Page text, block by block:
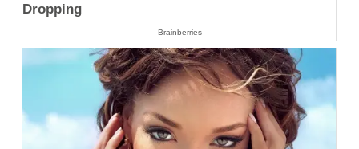
Dropping
Brainberries